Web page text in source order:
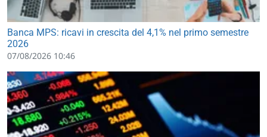
Banca MPS: ricavi in crescita del 4,1% nel primo semestre
2026
07/08/2026 10:46